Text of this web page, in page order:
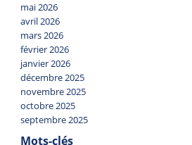
mai 2026
avril 2026
mars 2026
février 2026
janvier 2026
décembre 2025
novembre 2025
octobre 2025
septembre 2025
Mots-clés